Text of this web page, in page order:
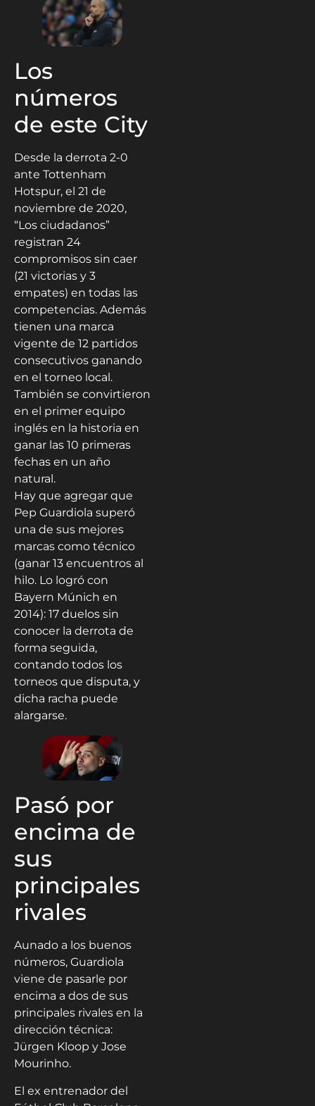
Los
números
de este City
Desde la derrota 2-0
ante Tottenham
Hotspur, el 21 de
noviembre de 2020,
“Los ciudadanos”
registran 24
compromisos sin caer
(21 victorias y 3
empates) en todas las
competencias. Además
tienen una marca
vigente de 12 partidos
consecutivos ganando
en el torneo local.
También se convirtieron
en el primer equipo
inglés en la historia en
ganar las 10 primeras
fechas en un año
natural.
Hay que agregar que
Pep Guardiola superó
una de sus mejores
marcas como técnico
(ganar 13 encuentros al
hilo. Lo logró con
Bayern Múnich en
2014): 17 duelos sin
conocer la derrota de
forma seguida,
contando todos los
torneos que disputa, y
dicha racha puede
alargarse.
Pasó por
encima de
sus
principales
rivales
Aunado a los buenos
números, Guardiola
viene de pasarle por
encima a dos de sus
principales rivales en la
dirección técnica:
Jürgen Kloop y Jose
Mourinho.
El ex entrenador del